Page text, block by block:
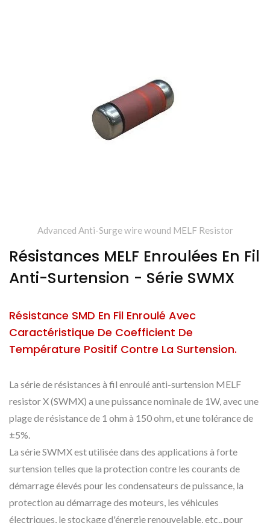
Advanced Anti-Surge wire wound MELF Resistor
Résistances MELF Enroulées En Fil
Anti-Surtension - Série SWMX
Résistance SMD En Fil Enroulé Avec
Caractéristique De Coefficient De
Température Positif Contre La Surtension.
La série de résistances à fil enroulé anti-surtension MELF
resistor X (SWMX) a une puissance nominale de 1W, avec une
plage de résistance de 1 ohm à 150 ohm, et une tolérance de
±5%.
La série SWMX est utilisée dans des applications à forte
surtension telles que la protection contre les courants de
démarrage élevés pour les condensateurs de puissance, la
protection au démarrage des moteurs, les véhicules
électriques, le stockage d'énergie renouvelable, etc., pour